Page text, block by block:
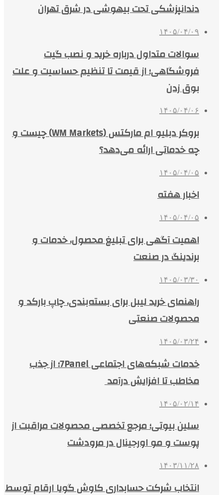
دندانپزشکی تحت بیهوشی در شرق تهران
۱۴۰۵/۰۴/۰۹
سوالات متداول درباره خرید و نصب گیت
فروشگاهی؛ از قیمت تا تنظیم حساسیت و علت
بوق زدن
۱۴۰۵/۰۴/۰۶
بروکر دبلیو ام مارکتس (WM Markets) چیست و
چه خدماتی ارائه می‌دهد؟
۱۴۰۵/۰۴/۰۵
اخبار هفته
۱۴۰۵/۰۴/۰۵
اهمیت آگهی برای تبلیغ محصول، خدمات و
برندینگ در صنعت
۱۴۰۵/۰۳/۳۰
راهنمای خرید لیبل برای بسته‌بندی، چاپ بارکد و
محصولات صنعتی
۱۴۰۵/۰۳/۲۴
خدمات شبکه‌های اجتماعی 7Panel؛ از جذب
مخاطب تا افزایش درآمد
۱۴۰۵/۰۲/۱۴
سلین بیوتی؛ مرجع تخصصی محصولات مراقبت از
پوست و مو اورجینال در مرودشت
۱۴۰۳/۱۱/۲۸
انتخاب شرکت حسابداری کاوش گویا ارقام توسط